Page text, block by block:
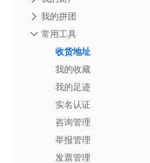
我的拼团
常用工具
收货地址
我的收藏
我的足迹
实名认证
咨询管理
举报管理
发票管理